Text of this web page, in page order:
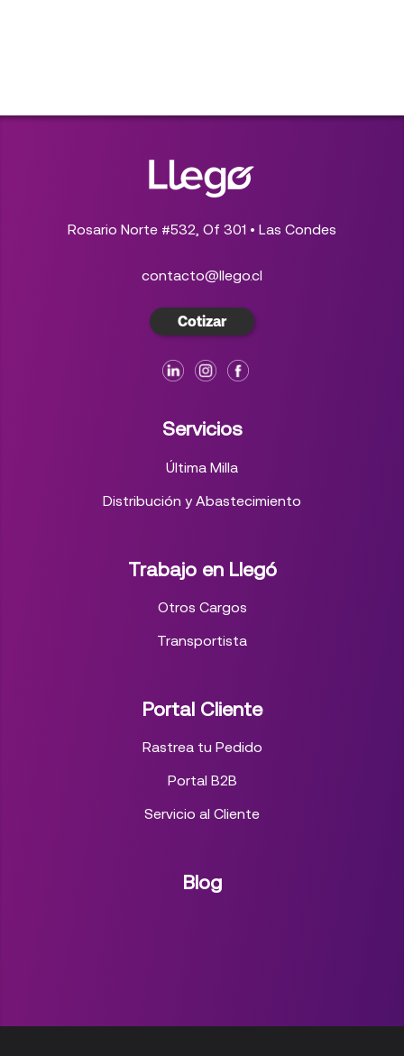
Rosario Norte #532, Of 301 • Las Condes
contacto@llego.cl
Cotizar
Servicios
Última Milla
Distribución y Abastecimiento
Trabajo en Llegó
Otros Cargos
Transportista
Portal Cliente
Rastrea tu Pedido
Portal B2B
Servicio al Cliente
Blog